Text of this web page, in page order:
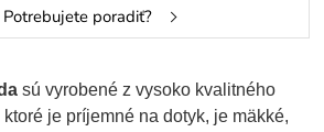
Potrebujete poradiť?
sú vyrobené z vysoko kvalitného
je príjemné na dotyk, je mäkké,